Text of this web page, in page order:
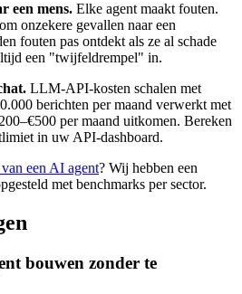
een mens. Elke agent maakt fouten.
onzekere gevallen naar een
fouten pas ontdekt als ze al schade
een "twijfeldrempel" in.
LLM-API-kosten schalen met
berichten per maand verwerkt met
per maand uitkomen. Bereken
in uw API-dashboard.
een AI agent? Wij hebben een
met benchmarks per sector.
bouwen zonder te